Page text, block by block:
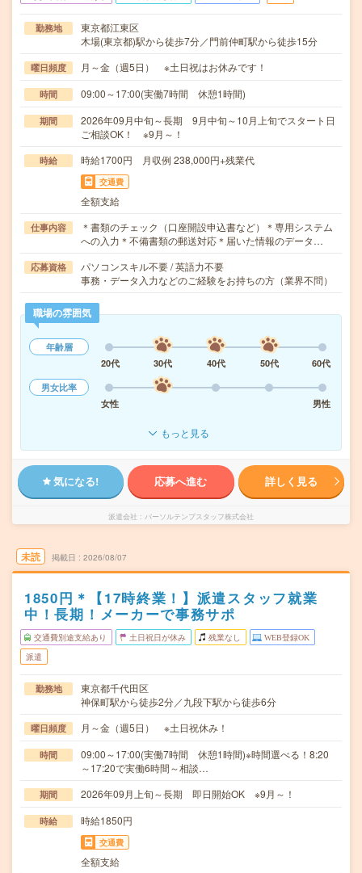
勤務地
東京都江東区
木場(東京都)駅から徒歩7分／門前仲町駅から徒歩15分
曜日頻度 月～金（週5日） ※土日祝はお休みです！
時間 09:00～17:00(実働7時間 休憩1時間)
期間
2026年09月中旬～長期 9月中旬～10月上旬でスタート日
ご相談OK！ ※9月～！
時給 時給1700円 月収例 238,000円+残業代
交通費
全額支給
仕事内容
＊書類のチェック（口座開設申込書など）＊専用システム
への入力＊不備書類の郵送対応＊届いた情報のデータ…
応募資格
パソコンスキル不要 / 英語力不要
事務・データ入力などのご経験をお持ちの方（業界不問）
職場の雰囲気
年齢層
20代
30代 40代 50代
60代
男女比率
女性
男性
もっと見る
気になる! 応募へ進む 詳しく見る
派遣会社 パーソルテンプスタッフ株式会社
未読 掲載日 2026/08/07
1850円＊【17時終業！】派遣スタッフ就業
中！長期！メーカーで事務サポ
交通費別途支給あり 土日祝日が休み 残業なし WEB登録OK
派遣
勤務地
東京都千代田区
神保町駅から徒歩2分／九段下駅から徒歩6分
曜日頻度 月～金（週5日） ※土日祝休み！
時間
09:00～17:00(実働7時間 休憩1時間)※時間選べる！8:20
～17:20で実働6時間～相談…
期間 2026年09月上旬～長期 即日開始OK ※9月～！
時給 時給1850円
交通費
全額支給